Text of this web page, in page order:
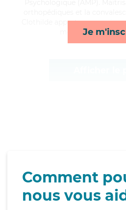
Je
Clothilde apporte ses
ménage et toilette/
Comment
nous vous